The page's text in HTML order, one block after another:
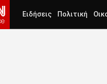
Ειδήσεις Πολιτική